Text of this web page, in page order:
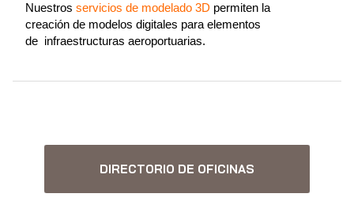
Nuestros servicios de modelado 3D permiten la
creación de modelos digitales para elementos
de infraestructuras aeroportuarias.
DIRECTORIO DE OFICINAS